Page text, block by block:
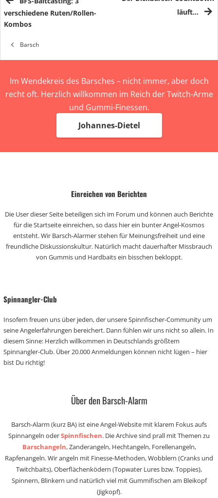
verschiedene Ruten/Rollen-
Kombos
läuft…
Barsch
Im Wendekreis des Barsches – nicht immer, aber doch
recht oft. Herzlich willkommen im Reich der Twitch-Arme
und Gummi-Finessen.
Johannes-Dietel
Einreichen von Berichten
Die User dieser Seite beteiligen sich im Forum und können auch Berichte
für die Startseite einreichen, so dass hier ein bunter Angel-Kosmos
entsteht. Wir Barsch-Alarmer stehen für Meinungsfreiheit und eine
freundliche Diskussionskultur. Natürlich macht dauerhafter Missbrauch
von Gummis und Hardbaits ein bisschen bekloppt.
Spinnangler-Club
Insofern freuen uns über jeden, der unsere Spinnfischer-Community um
seine Angelerfahrungen bereichert. Dann fühlen wir uns nicht so allein. In
diesem Sinne: Herzlich willkommen in Deutschlands größtem
Spinnangler-Club. Über 20.000 Anmeldungen können nicht lügen – hier
bist Du richtig!
Über den Barsch-Alarm
Barsch-Alarm (kurz BA) ist eine Angel-Website mit klarem Fokus aufs
Spinnangeln oderSpinnfischen. Die Archive sind prall mit Themen zu
Barschangeln, Zanderangeln, Hechtangeln, Forellenangeln,
Rapfenangeln. Wir angeln mit Finesse-Methoden, Wobblern (Cranks und
Twitchbaits), Oberflächenködern (Topwater Lures bzw. Toppies),
Spinnern, Blinkern und natürlich viel mit Gummifischen am Bleikopf
(Jigkopf).